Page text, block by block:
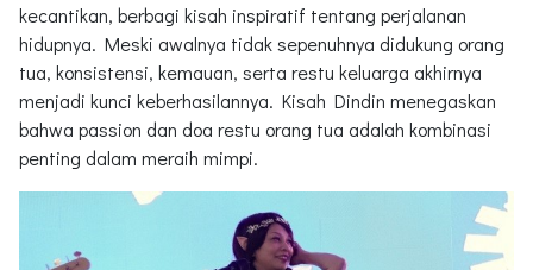
kecantikan, berbagi kisah inspiratif tentang perjalanan
hidupnya. Meski awalnya tidak sepenuhnya didukung orang
tua, konsistensi, kemauan, serta restu keluarga akhirnya
menjadi kunci keberhasilannya. Kisah Dindin menegaskan
bahwa passion dan doa restu orang tua adalah kombinasi
penting dalam meraih mimpi.